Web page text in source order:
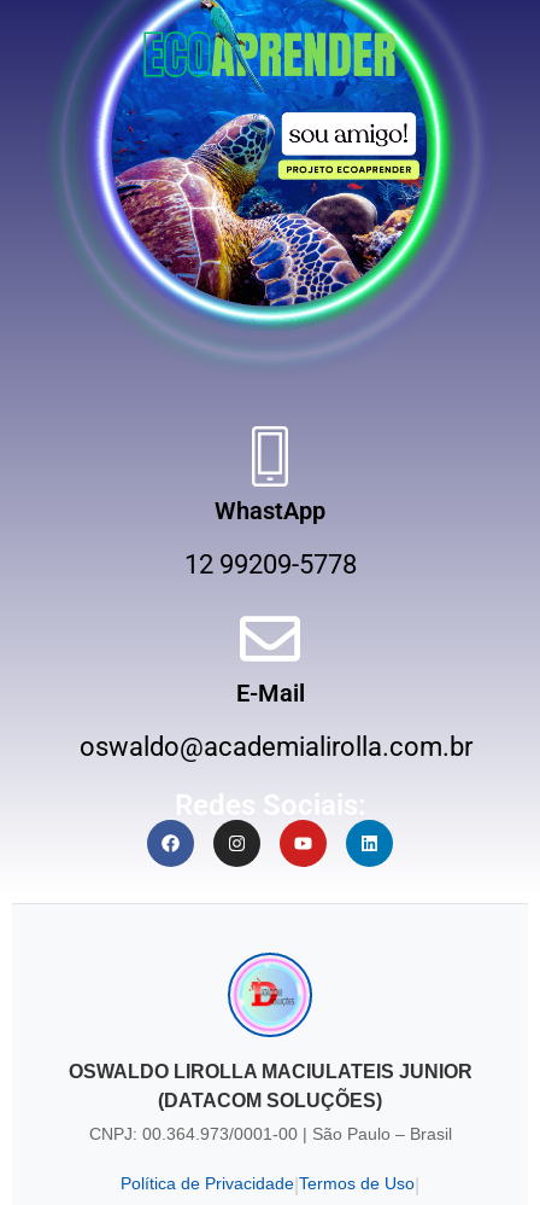
WhastApp
12 99209-5778
E-Mail
oswaldo@academialirolla.com.br
Redes Sociais:
OSWALDO LIROLLA MACIULATEIS JUNIOR
(DATACOM SOLUÇÕES)
CNPJ: 00.364.973/0001-00 | São Paulo – Brasil
Política de Privacidade Termos de Uso